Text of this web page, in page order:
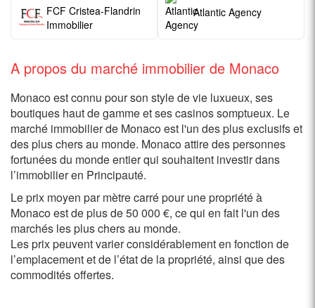
FCF Cristea-Flandrin
Immobilier
Atlantic Agency
A propos du marché immobilier de Monaco
Monaco est connu pour son style de vie luxueux, ses
boutiques haut de gamme et ses casinos somptueux. Le
marché immobilier de Monaco est l'un des plus exclusifs et
des plus chers au monde. Monaco attire des personnes
fortunées du monde entier qui souhaitent investir dans
l’immobilier en Principauté.
Le prix moyen par mètre carré pour une propriété à
Monaco est de plus de 50 000 €, ce qui en fait l'un des
marchés les plus chers au monde.
Les prix peuvent varier considérablement en fonction de
l’emplacement et de l’état de la propriété, ainsi que des
commodités offertes.